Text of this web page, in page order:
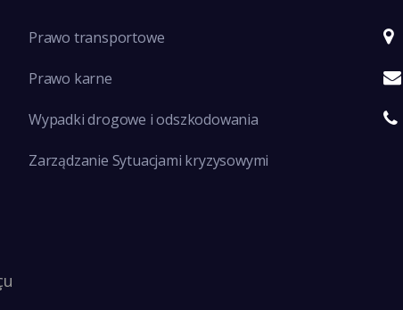
Prawo transportowe
Prawo karne
Wypadki drogowe i odszkodowania
Zarządzanie Sytuacjami kryzysowymi